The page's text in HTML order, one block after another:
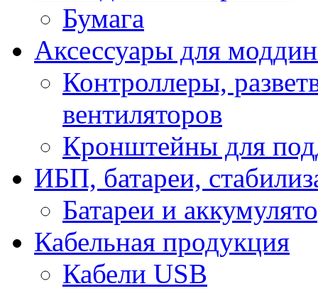
Бумага
Аксессуары для
Контроллеры,
вентиляторов
Кронштейны для
ИБП, батареи,
Батареи и
Кабельная продукция
Кабели USB